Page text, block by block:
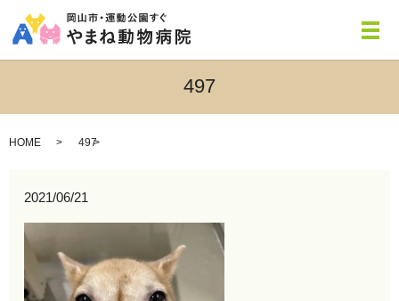
メ
497
HOME 497
2021/06/21